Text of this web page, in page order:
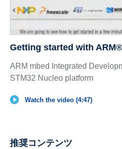
Getting started with
ARM mbed Integrated
STM32 Nucleo platform
Watch the video (4:47)
推奨コンテンツ